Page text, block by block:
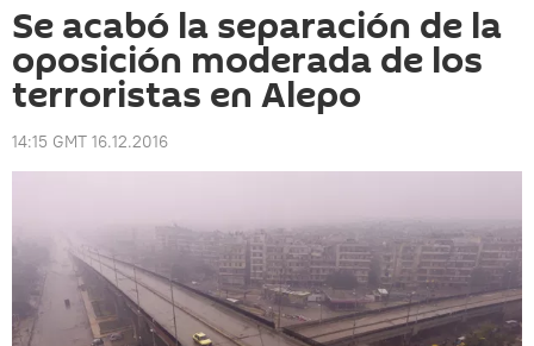
Se acabó la separación de la
oposición moderada de los
terroristas en Alepo
14:15 GMT 16.12.2016